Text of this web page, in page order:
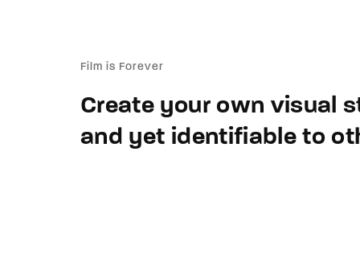
Film is Forever
Create your own visual
and yet identifiable to